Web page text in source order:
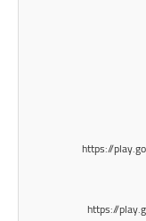
https://
https://